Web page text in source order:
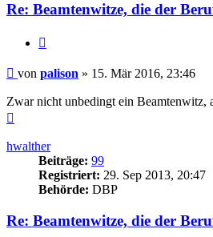
Re: Beamtenwitze, die der
Beitrag
von palison » 15. Mär 2016, 23:46
Zwar nicht unbedingt ein Beamtenwitz,
hwalther
Beiträge: 99
Registriert: 29. Sep 2013, 20:47
Behörde: DBP
Re: Beamtenwitze, die der